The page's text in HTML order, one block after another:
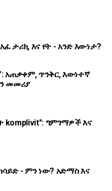
ታሪክ, እና የት - አንድ እውነታ?
አጠቃቀም, ጥንቅር, እውነተኛ
መመሪያ
komplivit": ግምገማዎች እና
- ምን ነው? አድማስ እና